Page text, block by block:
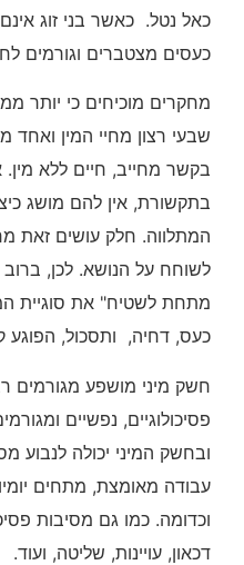
כאל נטל. כאשר בני זוג
כעסים מצטברים וגורמים
מחקרים מוכיחים כי יותר
שבעי רצון מחיי המין ואחד
בקשר מחייב, חיים ללא
בתקשורת, אין להם מושג
המתלווה. חלק עושים זאת
לשוחח על הנושא. לכן,
מתחת לשטיח" את סוגיית
כעס, דחיה, ותסכול, הפוגע
חשק מיני מושפע מגורמים
פסיכולוגיים, נפשיים
ובחשק המיני יכולה לנבוע
עבודה מאומצת, מתחים
וכדומה. כמו גם מסיבות
דכאון, עויינות, שליטה, ועוד.